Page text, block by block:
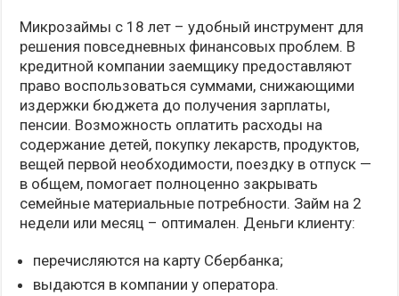
Микрозаймы с 18 лет – удобный инструмент для
решения повседневных финансовых проблем. В
кредитной компании заемщику предоставляют
право воспользоваться суммами, снижающими
издержки бюджета до получения зарплаты,
пенсии. Возможность оплатить расходы на
содержание детей, покупку лекарств, продуктов,
вещей первой необходимости, поездку в отпуск —
в общем, помогает полноценно закрывать
семейные материальные потребности. Займ на 2
недели или месяц – оптимален. Деньги клиенту:
перечисляются на карту Сбербанка;
выдаются в компании у оператора.